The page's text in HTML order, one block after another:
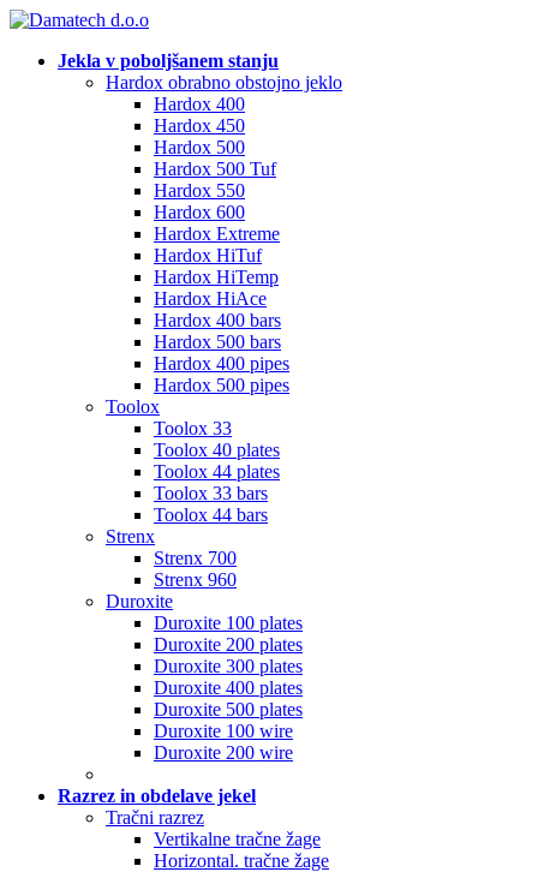
Jekla v poboljšanem stanju
Hardox obrabno obstojno jeklo
Hardox 400
Hardox 450
Hardox 500
Hardox 500 Tuf
Hardox 550
Hardox 600
Hardox Extreme
Hardox HiTuf
Hardox HiTemp
Hardox HiAce
Hardox 400 bars
Hardox 500 bars
Hardox 400 pipes
Hardox 500 pipes
Toolox
Toolox 33
Toolox 40 plates
Toolox 44 plates
Toolox 33 bars
Toolox 44 bars
Strenx
Strenx 700
Strenx 960
Duroxite
Duroxite 100 plates
Duroxite 200 plates
Duroxite 300 plates
Duroxite 400 plates
Duroxite 500 plates
Duroxite 100 wire
Duroxite 200 wire
Razrez in obdelave jekel
Tračni razrez
Vertikalne tračne žage
Horizontal. tračne žage